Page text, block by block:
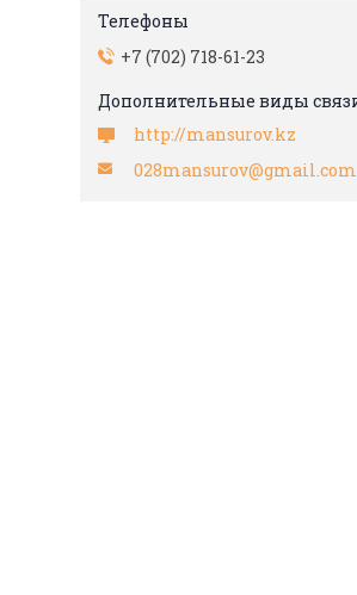
+7 (702) 718-61-23
http://mansurov.kz
028mansurov@gmail.com